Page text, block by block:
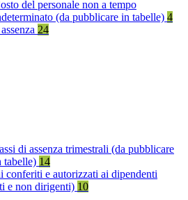
del personale non a tempo
(da pubblicare in tabelle) 4
24
di assenza trimestrali (da pubblicare
tabelle) 14
conferiti e autorizzati ai dipendenti
e non dirigenti) 10